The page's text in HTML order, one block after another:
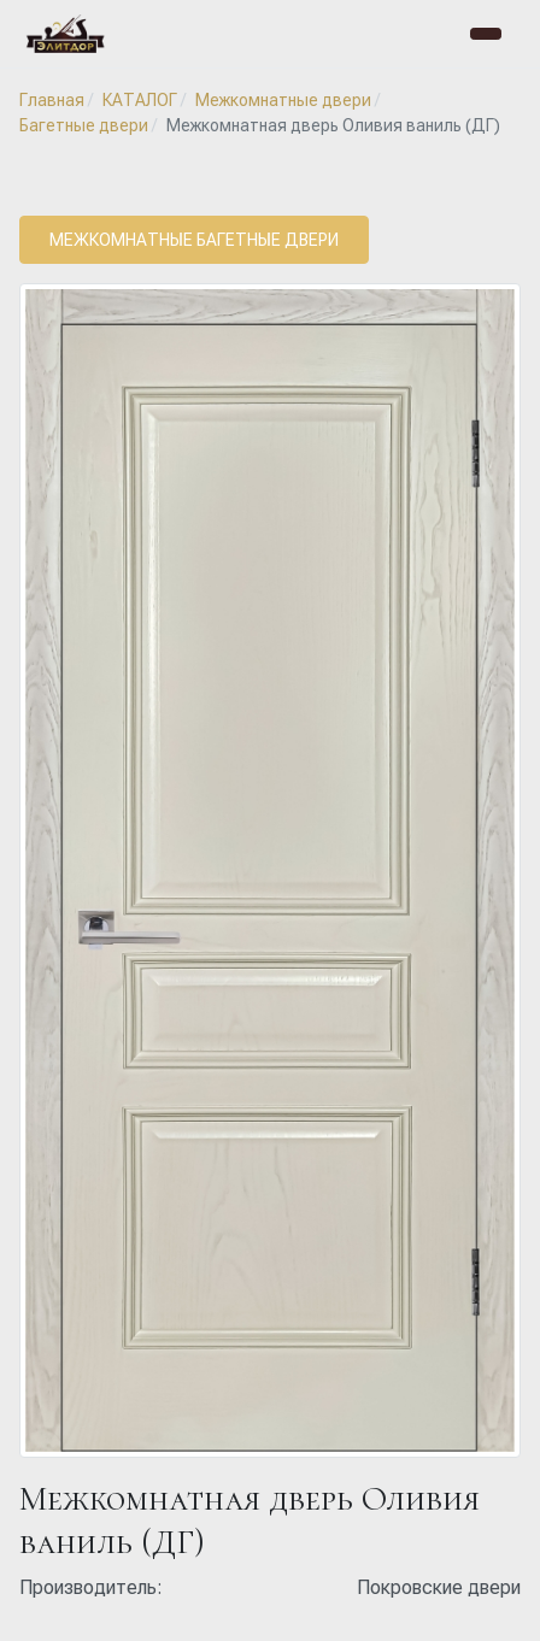
Главная КАТАЛОГ
Межкомнатные двери
Багетные двери
Межкомнатная дверь Оливия ваниль (ДГ)
МЕЖКОМНАТНЫЕ БАГЕТНЫЕ ДВЕРИ
Межкомнатная дверь Оливия
ваниль (ДГ)
Производитель: Покровские двери